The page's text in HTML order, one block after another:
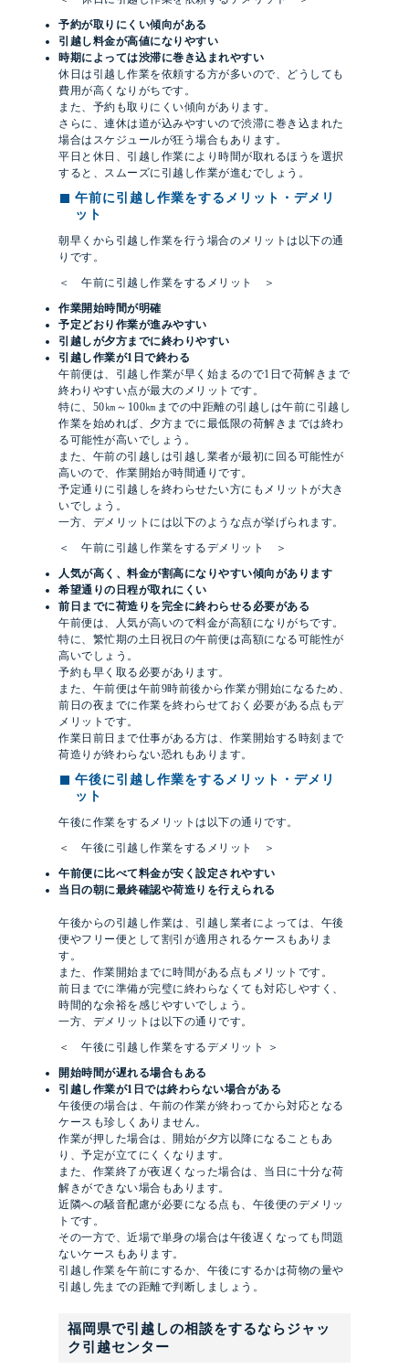
予約が取りにくい傾向がある
引越し料金が高値になりやすい
時期によっては渋滞に巻き込まれやすい
休日は引越し作業を依頼する方が多いので、どうしても
費用が高くなりがちです。
また、予約も取りにくい傾向があります。
さらに、連休は道が込みやすいので渋滞に巻き込まれた
場合はスケジュールが狂う場合もあります。
平日と休日、引越し作業により時間が取れるほうを選択
すると、スムーズに引越し作業が進むでしょう。
午前に引越し作業をするメリット・デメリ
ット
朝早くから引越し作業を行う場合のメリットは以下の通
りです。
＜ 午前に引越し作業をするメリット ＞
作業開始時間が明確
予定どおり作業が進みやすい
引越しが夕方までに終わりやすい
引越し作業が1日で終わる
午前便は、引越し作業が早く始まるので1日で荷解きまで
終わりやすい点が最大のメリットです。
特に、50㎞～100㎞までの中距離の引越しは午前に引越し
作業を始めれば、夕方までに最低限の荷解きまでは終わ
る可能性が高いでしょう。
また、午前の引越しは引越し業者が最初に回る可能性が
高いので、作業開始が時間通りです。
予定通りに引越しを終わらせたい方にもメリットが大き
いでしょう。
一方、デメリットには以下のような点が挙げられます。
＜ 午前に引越し作業をするデメリット ＞
人気が高く、料金が割高になりやすい傾向があります
希望通りの日程が取れにくい
前日までに荷造りを完全に終わらせる必要がある
午前便は、人気が高いので料金が高額になりがちです。
特に、繁忙期の土日祝日の午前便は高額になる可能性が
高いでしょう。
予約も早く取る必要があります。
また、午前便は午前9時前後から作業が開始になるため、
前日の夜までに作業を終わらせておく必要がある点もデ
メリットです。
作業日前日まで仕事がある方は、作業開始する時刻まで
荷造りが終わらない恐れもあります。
午後に引越し作業をするメリット・デメリ
ット
午後に作業をするメリットは以下の通りです。
＜ 午後に引越し作業をするメリット ＞
午前便に比べて料金が安く設定されやすい
当日の朝に最終確認や荷造りを行えられる
午後からの引越し作業は、引越し業者によっては、午後
便やフリー便として割引が適用されるケースもありま
す。
また、作業開始までに時間がある点もメリットです。
前日までに準備が完璧に終わらなくても対応しやすく、
時間的な余裕を感じやすいでしょう。
一方、デメリットは以下の通りです。
＜ 午後に引越し作業をするデメリット ＞
開始時間が遅れる場合もある
引越し作業が1日では終わらない場合がある
午後便の場合は、午前の作業が終わってから対応となる
ケースも珍しくありません。
作業が押した場合は、開始が夕方以降になることもあ
り、予定が立てにくくなります。
また、作業終了が夜遅くなった場合は、当日に十分な荷
解きができない場合もあります。
近隣への騒音配慮が必要になる点も、午後便のデメリッ
トです。
その一方で、近場で単身の場合は午後遅くなっても問題
ないケースもあります。
引越し作業を午前にするか、午後にするかは荷物の量や
引越し先までの距離で判断しましょう。
福岡県で引越しの相談をするならジャッ
ク引越センター